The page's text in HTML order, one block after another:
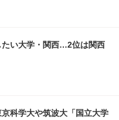
たい大学・関西…2位は関西
京科学大や筑波大「国立大学